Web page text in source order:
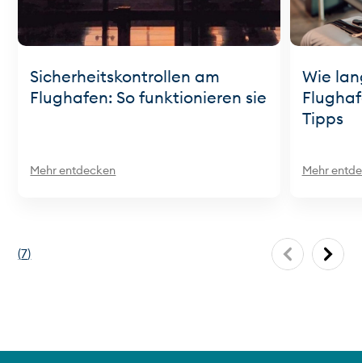
Sicherheitskontrollen am
Flughafen: So funktionieren sie
Mehr entdecken
Wie
Tipps
Mehr
(7)